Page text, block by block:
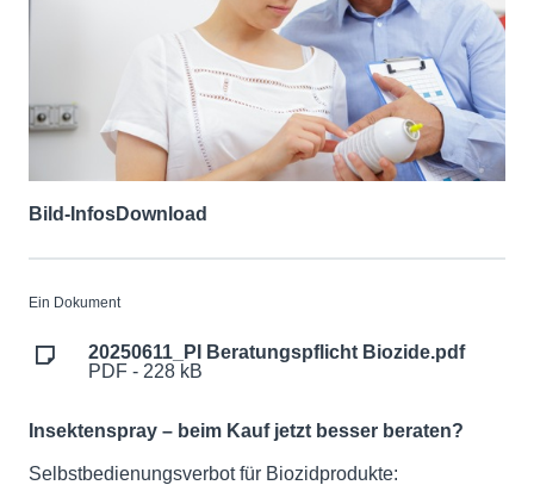
Bild-InfosDownload
Ein Dokument
20250611_PI Beratungspflicht Biozide.pdf
PDF - 228 kB
Insektenspray – beim Kauf jetzt besser beraten?
Selbstbedienungsverbot für Biozidprodukte: